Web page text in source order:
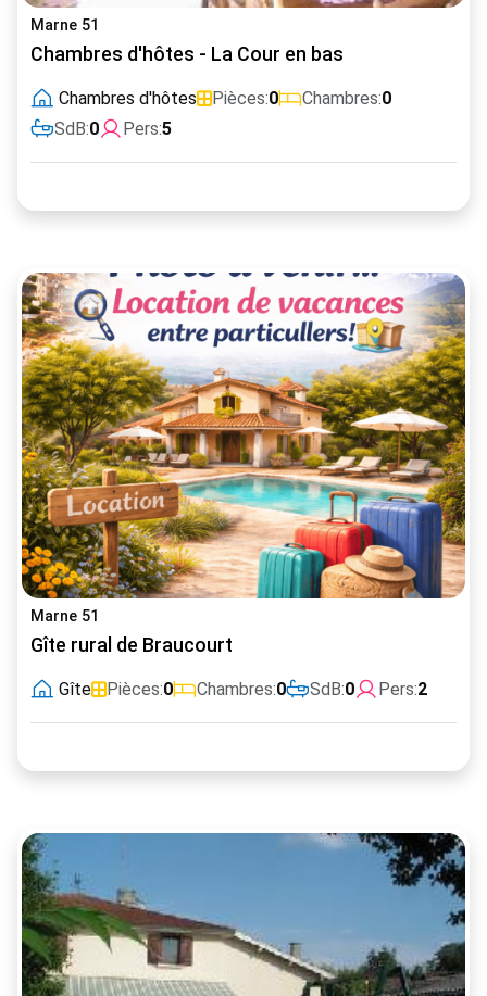
Marne 51
Chambres d'hôtes - La Cour en bas
Chambres d'hôtes Pièces:0 Chambres:0
SdB:0 Pers:5
Marne 51
Gîte rural de Braucourt
Gîte Pièces:0 Chambres:0 SdB:0 Pers:2